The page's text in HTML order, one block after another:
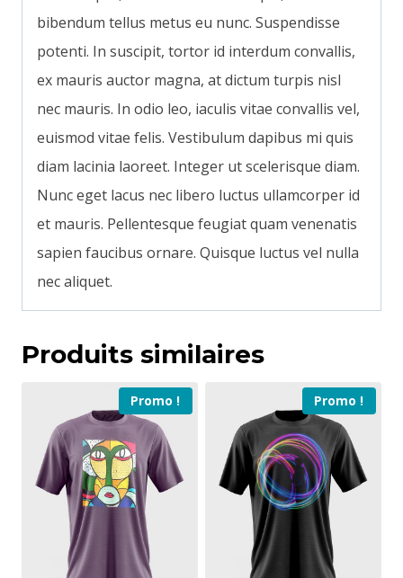
bibendum tellus metus eu nunc. Suspendisse
potenti. In suscipit, tortor id interdum convallis,
ex mauris auctor magna, at dictum turpis nisl
nec mauris. In odio leo, iaculis vitae convallis vel,
euismod vitae felis. Vestibulum dapibus mi quis
diam lacinia laoreet. Integer ut scelerisque diam.
Nunc eget lacus nec libero luctus ullamcorper id
et mauris. Pellentesque feugiat quam venenatis
sapien faucibus ornare. Quisque luctus vel nulla
nec aliquet.
Produits similaires
Promo ! Promo !